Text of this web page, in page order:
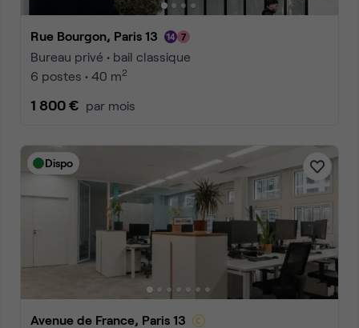
Rue Bourgon, Paris 13
Bureau privé • bail classique
6 postes • 40 m2
1 800 € par mois
Dispo
Avenue de France, Paris 13